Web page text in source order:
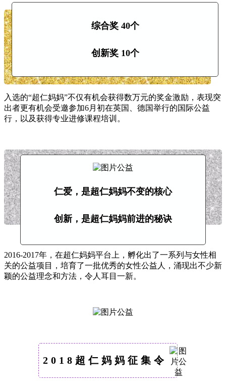
综合奖 40个
创新奖 10个
入选的“超仁妈妈”不仅有机会获得数万元的奖金激励，表现突
出者更有机会受邀参加6月初在英国、德国举行的国际公益
行，以及获得专业进修课程培训。
仁爱，是超仁妈妈不变的核心
创新，是超仁妈妈前进的秘诀
2016-2017年，在超仁妈妈平台上，孵化出了一系列与女性相
关的公益项目，培育了一批优秀的女性公益人，涌现出不少新
颖的公益理念和方法，令人耳目一新。
2018超仁妈妈征集令